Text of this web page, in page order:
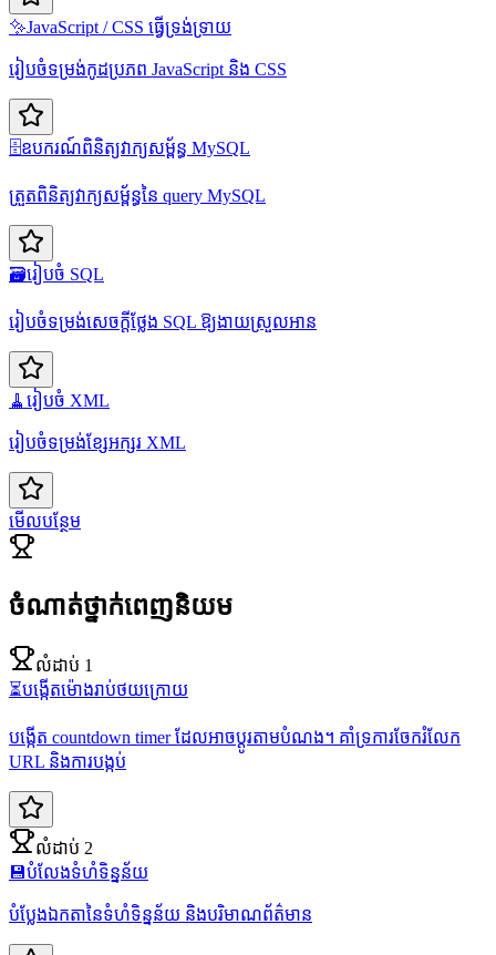
✨JavaScript / CSS ធ្វើទ្រង់ទ្រាយ
រៀបចំទម្រង់កូដប្រភព JavaScript និង CSS
🗄️ឧបករណ៍ពិនិត្យវាក្យសម្ព័ន្ធ MySQL
ត្រួតពិនិត្យវាក្យសម្ព័ន្ធនៃ query MySQL
🗃️រៀបចំ SQL
រៀបចំទម្រង់សេចក្តីថ្លែង SQL ឱ្យងាយស្រួលអាន
🧹 រៀបចំ XML
រៀបចំទម្រង់ខ្សែអក្សរ XML
មើលបន្ថែម
ចំណាត់ថ្នាក់ពេញនិយម
លំដាប់ 1
⏳បង្កើតម៉ោងរាប់ថយក្រោយ
បង្កើត countdown timer ដែលអាចប្តូរតាមបំណង។ គាំទ្រការចែករំលែក
URL និងការបង្កប់
លំដាប់ 2
💾បំលែងទំហំទិន្នន័យ
បំប្លែងឯកតានៃទំហំទិន្នន័យ និងបរិមាណព័ត៌មាន